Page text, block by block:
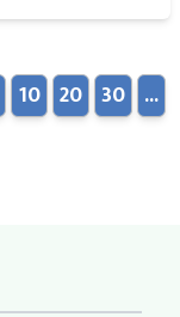
10 20 30 ...